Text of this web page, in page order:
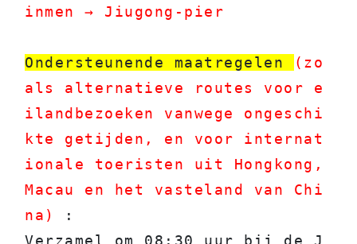
inmen → Jiugong-pier
Ondersteunende maatregelen
(zo
als alternatieve routes voor e
ilandbezoeken vanwege ongeschi
kte getijden, en voor internat
ionale toeristen uit Hongkong,
Macau en het vasteland van Chi
na)
:
Verzamel om 08:30 uur bij de J